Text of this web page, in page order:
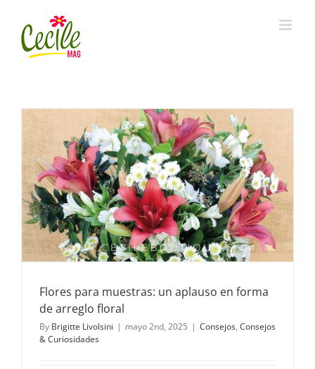
content
Flores para muestras: un aplauso en forma
de arreglo floral
By Brigitte Livolsini | mayo 2nd, 2025 | Consejos, Consejos
& Curiosidades